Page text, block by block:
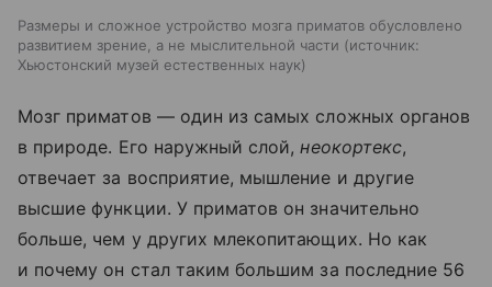
Размеры и сложное устройство мозга приматов обусловлено
развитием зрение, а не мыслительной части
источник:
Хьюстонский музей естественных наук
Мозг приматов — один из самых сложных органов
в природе. Его наружный слой,неокортекс,
отвечает за восприятие, мышление и другие
высшие функции. У приматов он значительно
больше, чем у других млекопитающих. Но как
и почему он стал таким большим за последние 56